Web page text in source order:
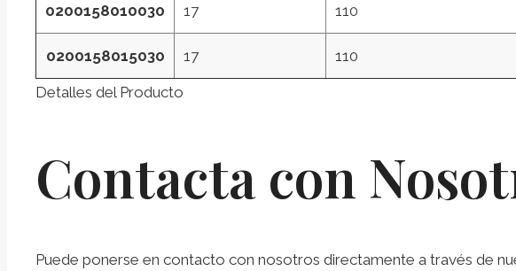
0200158010030 17 110
0200158015030 17 110
Detalles del Producto
Contacta con
Puede ponerse en contacto con nosotros directamente a través de